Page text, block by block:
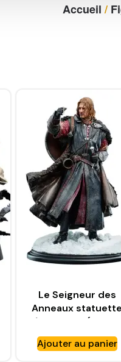
Accueil /
Le Seigneur des
Anneaux statuette
1/6 Boromir (Classic
Series) – WETA
WORKSHOP
Ajouter au panier